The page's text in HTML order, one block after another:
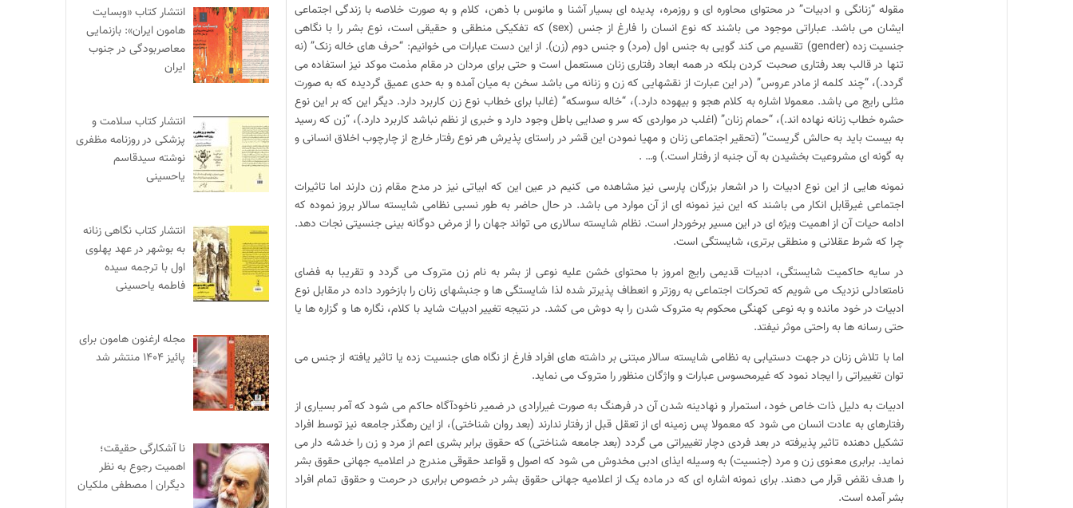
مقوله “زنانگی و ادبیات” در محتوای محاوره ای و روزمره، پدیده ای بسیار آشنا و مانوس با ذهن، کلام و به صورت خلاصه با زندگی اجتماعی
ایشان می باشد. عباراتی موجود می باشند که نوع انسان را فارغ از جنس (sex) که تفکیکی منطقی و حقیقی است، نوع بشر را با نگاهی
جنسیت زده (gender) تقسیم می کند گویی به جنس اول (مرد) و جنس دوم (زن). از این دست عبارات می خوانیم: “حرف های خاله زنک” (نه
تنها در قالب بعد رفتاری صحبت کردن بلکه در همه ابعاد رفتاری زنان مستعمل است و حتی برای مردان در مقام مذمت موکد نیز استفاده می
گردد.)، “چند کلمه از مادر عروس” (در این عبارت از نقشهایی که زن و زنانه می باشد سخن به میان آمده و به حدی عمیق گردیده که به صورت
مثلی رایج می باشد. معمولا اشاره به کلام هجو و بیهوده دارد.)، “خاله سوسکه” (غالبا برای خطاب نوع زن کاربرد دارد. دیگر این که بر این نوع
حشره خطاب زنانه نهاده اند.)، “حمام زنان” (اغلب در مواردی که سر و صدایی باطل وجود دارد و خبری از نظم نباشد کاربرد دارد.)، “زن که رسید
به بیست باید به حالش گریست” (تحقیر اجتماعی زنان و مهیا نمودن این قشر در راستای پذیرش هر نوع رفتار خارج از چارچوب اخلاق انسانی و
به گونه ای مشروعیت بخشیدن به آن جنبه از رفتار است.) و… .
نمونه هایی از این نوع ادبیات را در اشعار بزرگان پارسی نیز مشاهده می کنیم در عین این که ابیاتی نیز در مدح مقام زن دارند اما تاثیرات
اجتماعی غیرقابل انکار می باشند که این نیز نمونه ای از آن موارد می باشد. در حال حاضر به طور نسبی نظامی شایسته سالار بروز نموده که
ادامه حیات آن از اهمیت ویژه ای در این مسیر برخوردار است. نظام شایسته سالاری می تواند جهان را از مرض دوگانه بینی جنسیتی نجات دهد.
چرا که شرط عقلانی و منطقی برتری، شایستگی است.
در سایه حاکمیت شایستگی، ادبیات قدیمی رایج امروز با محتوای خشن علیه نوعی از بشر به نام زن متروک می گردد و تقریبا به فضای
نامتعادلی نزدیک می شویم که تحرکات اجتماعی به روزتر و انعطاف پذیرتر شده لذا شایستگی ها و جنبشهای زنان را بازخورد داده در مقابل نوع
ادبیات در خود مانده و به نوعی کهنگی محکوم به متروک شدن را به دوش می کشد. در نتیجه تغییر ادبیات شاید با کلام، نگاره ها و گزاره ها یا
حتی رسانه ها به راحتی موثر نیفتد.
اما با تلاش زنان در جهت دستیابی به نظامی شایسته سالار مبتنی بر داشته های افراد فارغ از نگاه های جنسیت زده یا تاثیر یافته از جنس می
توان تغییراتی را ایجاد نمود که غیرمحسوس عبارات و واژگان منظور را متروک می نماید.
ادبیات به دلیل ذات خاص خود، استمرار و نهادینه شدن آن در فرهنگ به صورت غیرارادی در ضمیر ناخودآگاه حاکم می شود که آمر بسیاری از
رفتارهای به عادت انسان می شود که معمولا پس زمینه ای از تعقل قبل از رفتار ندارند (بعد روان شناختی)، از این رهگذر جامعه نیز توسط افراد
تشکیل دهنده تاثیر پذیرفته در بعد فردی دچار تغییراتی می گردد (بعد جامعه شناختی) که حقوق برابر بشری اعم از مرد و زن را خدشه دار می
نماید. برابری معنوی زن و مرد (جنسیت) به وسیله ایذای ادبی مخدوش می شود که اصول و قواعد حقوقی مندرج در اعلامیه جهانی حقوق بشر
را هدف نقض قرار می دهند. برای نمونه اشاره ای که در ماده یک از اعلامیه جهانی حقوق بشر در خصوص برابری در حرمت و حقوق تمام افراد
بشر آمده است.
انتشار کتاب «وبسایت
هامون ایران»: بازنمایی
معاصربودگی در جنوب
ایران
انتشار کتاب سلامت و
پزشکی در روزنامه مظفری
نوشته سیدقاسم
یاحسینی
انتشار کتاب نگاهی زنانه
به بوشهر در عهد پهلوی
اول با ترجمه سیده
فاطمه یاحسینی
مجله ارغنون هامون برای
پائیز ۱۴۰۴ منتشر شد
نا آشکارگی حقیقت؛
اهمیت رجوع به نظر
دیگران | مصطفی ملکیان